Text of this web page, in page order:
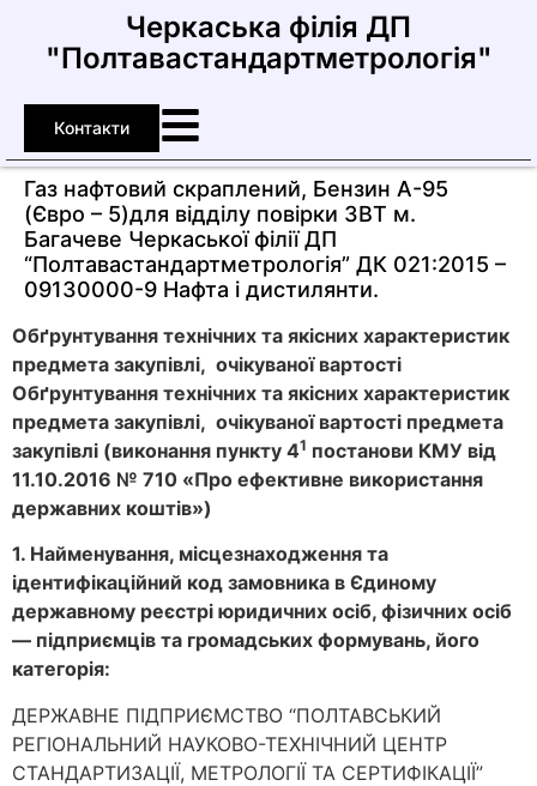
Черкаська філія ДП
"Полтавастандартметрологія"
Контакти
Газ нафтовий скраплений, Бензин А-95
(Євро – 5)для відділу повірки ЗВТ м.
Багачеве Черкаської філії ДП
“Полтавастандартметрологія” ДК 021:2015 –
09130000-9 Нафта і дистилянти.
Обґрунтування технічних та якісних характеристик
предмета закупівлі, очікуваної вартості
Обґрунтування технічних та якісних характеристик
предмета закупівлі, очікуваної вартості предмета
закупівлі (виконання пункту 41 постанови КМУ від
11.10.2016 № 710 «Про ефективне використання
державних коштів»)
1. Найменування, місцезнаходження та
ідентифікаційний код замовника в Єдиному
державному реєстрі юридичних осіб, фізичних осіб
— підприємців та громадських формувань, його
категорія:
ДЕРЖАВНЕ ПІДПРИЄМСТВО “ПОЛТАВСЬКИЙ
РЕГІОНАЛЬНИЙ НАУКОВО-ТЕХНІЧНИЙ ЦЕНТР
СТАНДАРТИЗАЦІЇ, МЕТРОЛОГІЇ ТА СЕРТИФІКАЦІЇ”